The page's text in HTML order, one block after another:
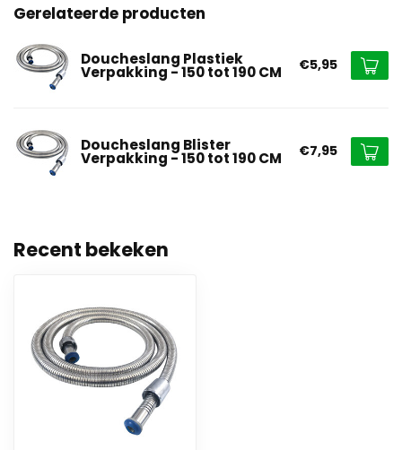
Gerelateerde producten
Doucheslang Plastiek
Verpakking - 150 tot 190 CM €5,95
Doucheslang Blister
Verpakking - 150 tot 190 CM €7,95
Recent bekeken